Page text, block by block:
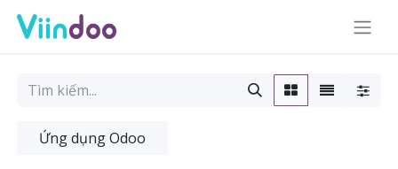
Ứng dụng Odoo